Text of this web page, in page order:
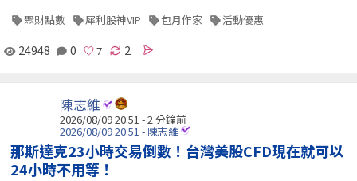
聚財點數 犀利股神VIP 包月作家 活動優惠
24948 0 2
陳志維
2026/08/09 20:51 -2 分鐘前
2026/08/09 20:51 - 陳志維
那斯達克23小時交易倒數！台灣美股CFD現在就可以
24小時不用等！